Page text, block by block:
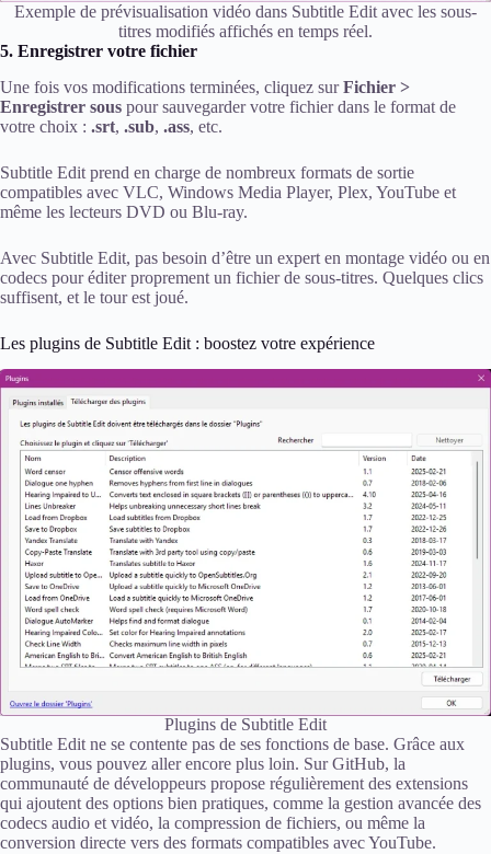
Exemple de prévisualisation vidéo dans Subtitle Edit avec les sous-
titres modifiés affichés en temps réel.
5. Enregistrer votre fichier
Une fois vos modifications terminées, cliquez surFichier >
Enregistrer sous pour sauvegarder votre fichier dans le format de
votre choix : .srt, .sub, .ass, etc.
Subtitle Edit prend en charge de nombreux formats de sortie
compatibles avec VLC, Windows Media Player, Plex, YouTube et
même les lecteurs DVD ou Blu-ray.
Avec Subtitle Edit, pas besoin d’être un expert en montage vidéo ou en
codecs pour éditer proprement un fichier de sous-titres. Quelques clics
suffisent, et le tour est joué.
Les plugins de Subtitle Edit : boostez votre expérience
Plugins de Subtitle Edit
Subtitle Edit ne se contente pas de ses fonctions de base. Grâce aux
plugins, vous pouvez aller encore plus loin. Sur GitHub, la
communauté de développeurs propose régulièrement des extensions
qui ajoutent des options bien pratiques, comme la gestion avancée des
codecs audio et vidéo, la compression de fichiers, ou même la
conversion directe vers des formats compatibles avec YouTube.